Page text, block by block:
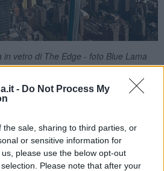
- Do Not Process My
the sale, sharing to third parties, or
or sensitive information for
please use the below opt-out
Please note that after your
vetro di The Edge - foto Blue Lama
High line, il torrrione mi è apparso
e affascinante - ho quasi fatto un
che cos’è?”.